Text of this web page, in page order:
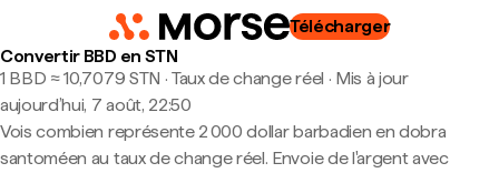
Télécharger
Convertir BBD en STN
1 BBD ≈ 10,7079 STN · Taux de change réel · Mis à jour
aujourd’hui, 7 août, 22:50
Vois combien représente 2 000 dollar barbadien en dobra
santoméen au taux de change réel. Envoie de l'argent avec